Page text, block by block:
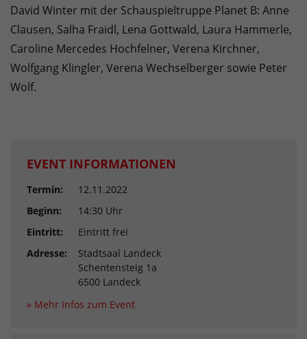
David Winter mit der Schauspieltruppe Planet B: Anne
Clausen, Salha Fraidl, Lena Gottwald, Laura Hammerle,
Caroline Mercedes Hochfelner, Verena Kirchner,
Wolfgang Klingler, Verena Wechselberger sowie Peter
Wolf.
EVENT INFORMATIONEN
Termin:
12.11.2022
Beginn:
14:30 Uhr
Eintritt:
Eintritt frei
Adresse:
Stadtsaal Landeck
Schentensteig 1a
6500 Landeck
» Mehr Infos zum Event